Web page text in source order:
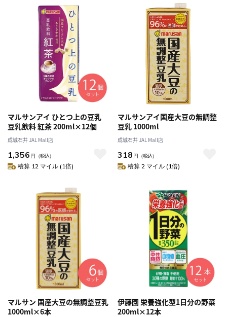
マルサンアイ ひとつ上の豆乳
豆乳飲料 紅茶 200ml×12個
成城石井 JAL Mall店
1,356 円 （税込）
積算 12 マイル (1倍)
マルサンアイ国産大豆の無調整
豆乳 1000ml
成城石井 JAL Mall店
318 円 （税込）
積算 2 マイル (1倍)
マルサン 国産大豆の無調整豆乳
1000ml×6本
伊藤園 栄養強化型1日分の野菜
200ml×12本